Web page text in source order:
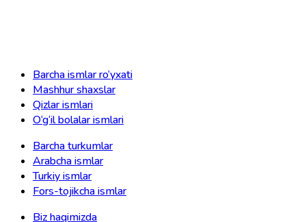
Barcha ismlar ro‘yxati
Mashhur shaxslar
Qizlar ismlari
O‘g‘il bolalar ismlari
Barcha turkumlar
Arabcha ismlar
Turkiy ismlar
Fors-tojikcha ismlar
Biz haqimizda